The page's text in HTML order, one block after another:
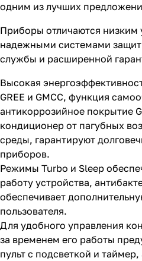
одним из лучших
Приборы отличаются
надежными системами
службы и расширенной
Высокая
GREE и GMCC, функция
антикоррозийное покрытие
кондиционер от пагубных
среды, гарантируют
приборов.
Режимы Turbo и Sleeр
работу устройства,
обеспечивает
пользователя.
Для удобного управления
за временем его работы
пульт с подсветкой и